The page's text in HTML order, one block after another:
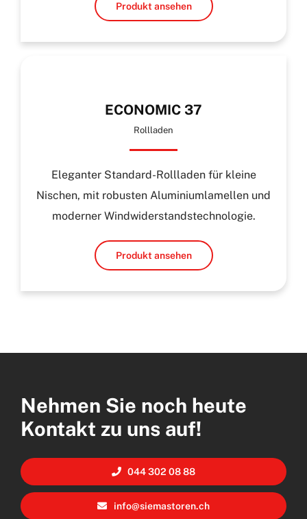
Produkt ansehen
ECONOMIC 37
Rollladen
Eleganter Standard-Rollladen für kleine
Nischen, mit robusten Aluminiumlamellen und
moderner Windwiderstandstechnologie.
Produkt ansehen
Nehmen Sie noch heute
Kontakt zu uns auf!
044 302 08 88
info@siemastoren.ch